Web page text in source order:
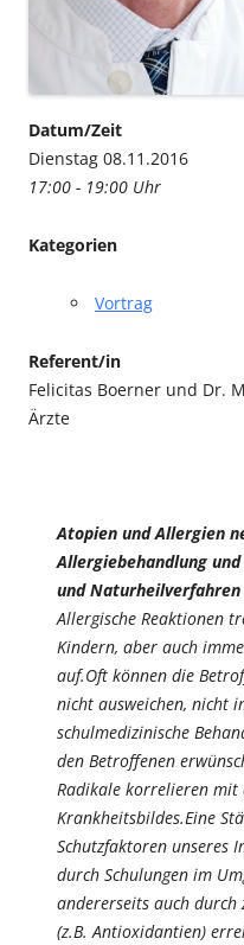
Datum/Zeit
Dienstag 08.11.2016
17:00 - 19:00 Uhr
Kategorien
Vortrag
Referent/in
Felicitas Boerner und Dr.
Ärzte
Atopien und Allergien
Allergiebehandlung
und Naturheilverfahren
Allergische Reaktionen
Kindern, aber auch
auf.Oft können die
nicht ausweichen, nicht
schulmedizinische
den Betroffenen
Radikale korrelieren mit
Krankheitsbildes.Eine
Schutzfaktoren unseres
durch Schulungen im
andererseits auch
(z.B. Antioxidantien)